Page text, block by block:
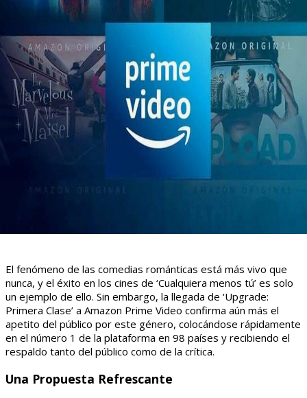
El fenómeno de las comedias románticas está más vivo que
nunca, y el éxito en los cines de ‘Cualquiera menos tú’ es solo
un ejemplo de ello. Sin embargo, la llegada de ‘Upgrade:
Primera Clase’ a Amazon Prime Video confirma aún más el
apetito del público por este género, colocándose rápidamente
en el número 1 de la plataforma en 98 países y recibiendo el
respaldo tanto del público como de la crítica.
Una Propuesta Refrescante